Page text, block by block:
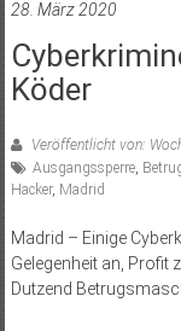
28. März 2020
Köder
Veröffentlicht von:
Ausgangssperre,
Hacker, Madrid
Madrid – Einige
Gelegenheit an, Profit
Dutzend